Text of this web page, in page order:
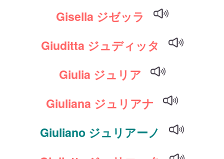
Gisella ジゼッラ
Giuditta ジュディッタ
Giulia ジュリア
Giuliana ジュリアナ
Giuliano ジュリアーノ